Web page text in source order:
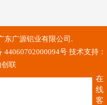
东广源铝业有限公司.
44060702000094号 技术支持：
联
在
线
客